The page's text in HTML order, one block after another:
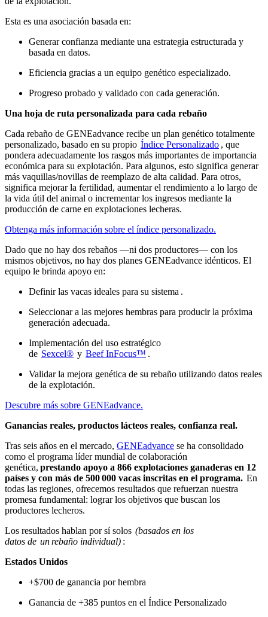
Esta es una asociación basada en:
Generar confianza mediante una estrategia estructurada y
basada en datos.
Eficiencia gracias a un equipo genético especializado.
Progreso probado y validado con cada generación.
Una hoja de ruta personalizada para cada rebaño
Cada rebaño de GENEadvance recibe un plan genético totalmente
personalizado, basado en su propio Índice Personalizado , que
pondera adecuadamente los rasgos más importantes de importancia
económica para su explotación. Para algunos, esto significa generar
más vaquillas/novillas de reemplazo de alta calidad. Para otros,
significa mejorar la fertilidad, aumentar el rendimiento a lo largo de
la vida útil del animal o incrementar los ingresos mediante la
producción de carne en explotaciones lecheras.
Obtenga más información sobre el índice personalizado.
Dado que no hay dos rebaños —ni dos productores— con los
mismos objetivos, no hay dos planes GENEadvance idénticos. El
equipo le brinda apoyo en:
Definir las vacas ideales para su sistema .
Seleccionar a las mejores hembras para producir la próxima
generación adecuada.
Implementación del uso estratégico
de Sexcel® y Beef InFocus™ .
Validar la mejora genética de su rebaño utilizando datos reales
de la explotación.
Descubre más sobre GENEadvance.
Ganancias reales, productos lácteos reales, confianza real.
Tras seis años en el mercado, GENEadvance se ha consolidado
como el programa líder mundial de colaboración
genética, prestando apoyo a 866 explotaciones ganaderas en 12
países y con más de 500 000 vacas inscritas en el programa. En
todas las regiones, ofrecemos resultados que refuerzan nuestra
promesa fundamental: lograr los objetivos que buscan los
productores lecheros.
Los resultados hablan por sí solos (basados ​​en los
datos de un rebaño individual) :
Estados Unidos
+$700 de ganancia por hembra
Ganancia de +385 puntos en el Índice Personalizado